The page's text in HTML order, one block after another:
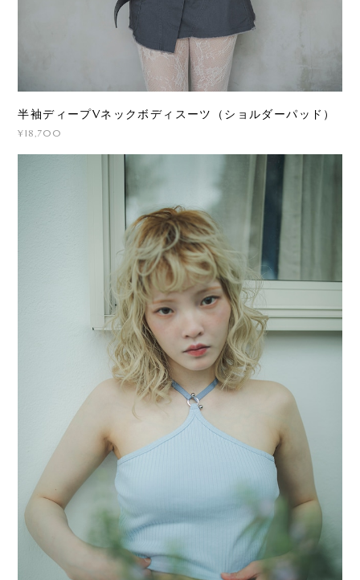
半袖ディープVネックボディスーツ（ショルダーパッド）
¥18,700